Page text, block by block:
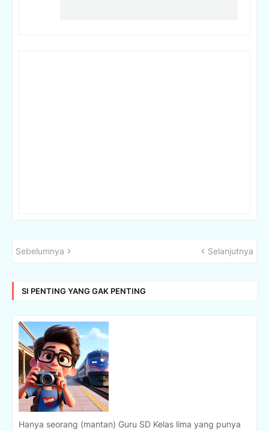
Sebelumnya Selanjutnya
SI PENTING YANG GAK PENTING
Hanya seorang (mantan) Guru SD Kelas lima yang punya